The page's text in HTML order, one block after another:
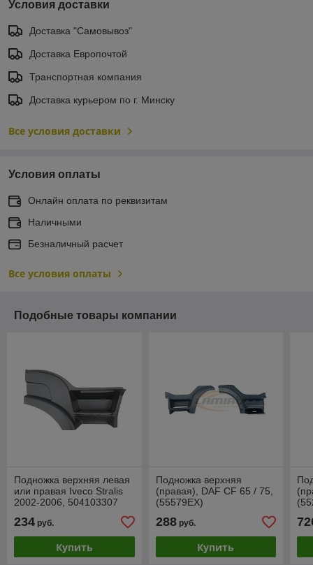
Условия доставки
Доставка "Самовывоз"
Доставка Европочтой
Транспортная компания
Доставка курьером по г. Минску
Все условия доставки
Условия оплаты
Онлайн оплата по реквизитам
Наличными
Безналичный расчет
Все условия оплаты
Подобные товары компании
Подножка верхняя левая
или правая Iveco Stralis
2002-2006, 504103307
234 руб.
Купить
Подножка верхняя
(правая), DAF CF 65 / 75,
(55579EX)
288руб.
Купить